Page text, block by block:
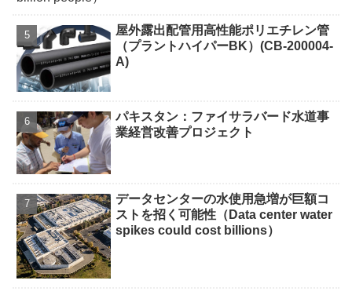
屋外露出配管用高性能ポリエチレン管
（プラントハイパーBK）(CB-200004-
A)
パキスタン：ファイサラバード水道事
業経営改善プロジェクト
データセンターの水使用急増が巨額コ
ストを招く可能性（Data center water
spikes could cost billions）